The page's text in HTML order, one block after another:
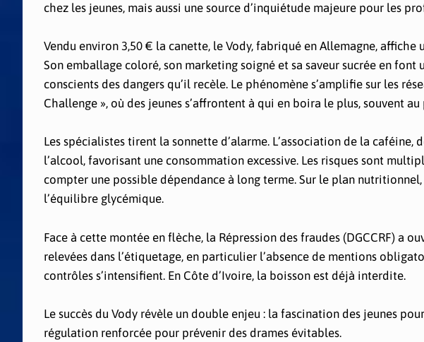
chez les jeunes, mais aussi une source d’inquiétude majeure pour les
Vendu environ 3,50 € la canette, le Vody, fabriqué en Allemagne, affiche
Son emballage coloré, son marketing soigné et sa saveur sucrée en
conscients des dangers qu’il recèle. Le phénomène s’amplifie sur les
Challenge », où des jeunes s’affrontent à qui en boira le plus, souvent
Les spécialistes tirent la sonnette d’alarme. L’association de la
l’alcool, favorisant une consommation excessive. Les risques sont
compter une possible dépendance à long terme. Sur le plan
l’équilibre glycémique.
Face à cette montée en flèche, la Répression des fraudes (DGCCRF) a
relevées dans l’étiquetage, en particulier l’absence de mentions
contrôles s’intensifient. En Côte d’Ivoire, la boisson est déjà interdite.
Le succès du Vody révèle un double enjeu : la fascination des jeunes
régulation renforcée pour prévenir des drames évitables.